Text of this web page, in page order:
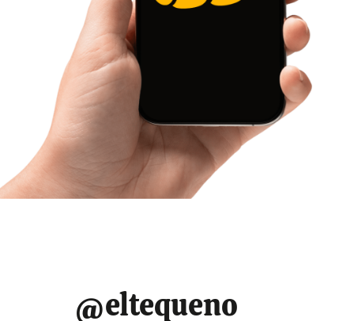
evalúa volver a
Venezuela, pero
antes reclama un
«marco claro» para
invertir
El director ejecutivo del gigante petrolero francés
TotalEnergies, Patrick Pouyanné, afirmó este martes
@eltequeno